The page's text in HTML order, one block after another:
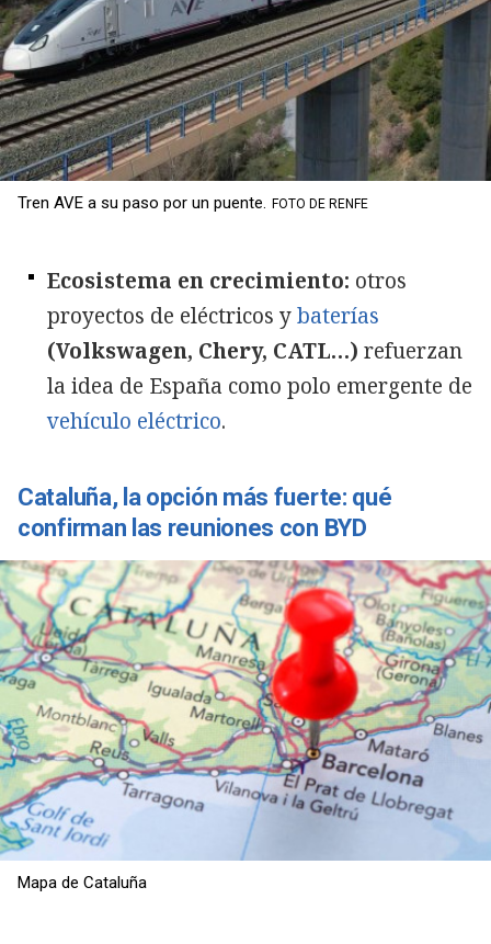
Tren AVE a su paso por un puente. FOTO DE RENFE
Ecosistema en crecimiento: otros
proyectos de eléctricos ybaterías
(Volkswagen, Chery, CATL…) refuerzan
la idea de España como polo emergente de
vehículo eléctrico.
Cataluña, la opción más fuerte: qué
confirman las reuniones con BYD
Mapa de Cataluña